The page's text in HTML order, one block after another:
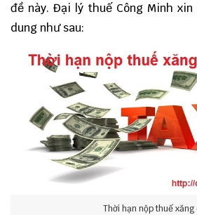
đề này. Đại lý thuế Công Minh
dung như sau:
Thời hạn nộp thuế xăng